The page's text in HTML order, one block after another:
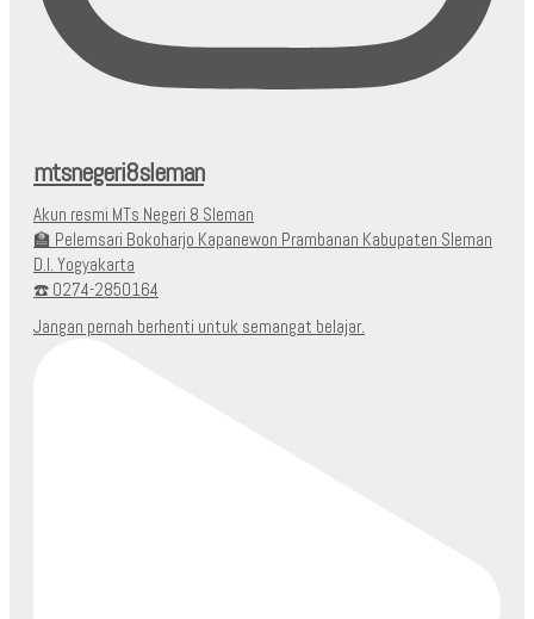
mtsnegeri8sleman
Akun resmi MTs Negeri 8 Sleman
🏫 Pelemsari Bokoharjo Kapanewon Prambanan Kabupaten Sleman
D.I. Yogyakarta
☎️ 0274-2850164
Jangan pernah berhenti untuk semangat belajar.